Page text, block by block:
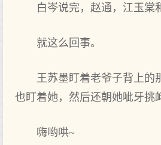
白岑说完，赵通，江玉棠
就这么回事。
王苏墨盯着老爷子背上的
也盯着她，然后还朝她呲牙挑
嗨哟哄~